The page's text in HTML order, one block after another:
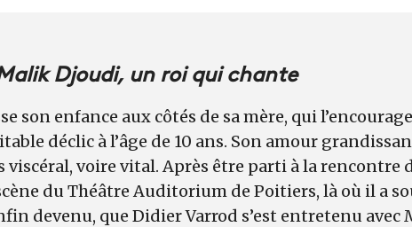
Djoudi, un roi qui chante
son enfance aux côtés de sa mère, qui
déclic à l’âge de 10 ans. Son amour
voire vital. Après être parti à la rencontre
du Théâtre Auditorium de Poitiers, là où il a
devenu, que Didier Varrod s’est entretenu avec